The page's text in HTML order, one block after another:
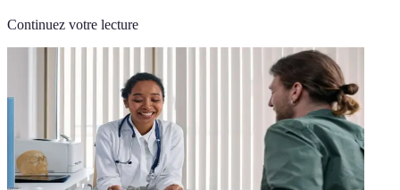
Continuez votre lecture